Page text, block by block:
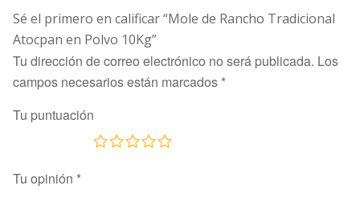
Sé el primero en calificar “Mole de Rancho Tradicional
Atocpan en Polvo 10Kg”
Tu dirección de correo electrónico no será publicada. Los
campos necesarios están marcados *
Tu puntuación
Tu opinión *